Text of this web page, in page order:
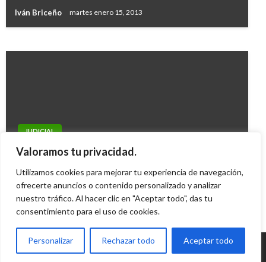
Valoramos tu privacidad.
Utilizamos cookies para mejorar tu experiencia de navegación,
ofrecerte anuncios o contenido personalizado y analizar
nuestro tráfico. Al hacer clic en "Aceptar todo", das tu
consentimiento para el uso de cookies.
Personalizar Rechazar todo Aceptar todo
Iván Briceño martes enero 15, 2013
JUDICIAL
Mueren 4 personas al caer avioneta en
Ariel Cabrera viernes octubre 15, 2010